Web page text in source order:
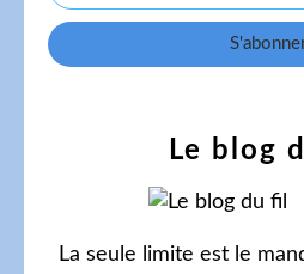
Le blog
La seule limite est le